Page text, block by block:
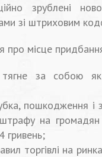
зрублені
зі штриховим
про місце
за собою як
пошкодження і
на
гривень;
торгівлі на